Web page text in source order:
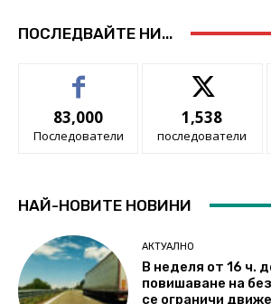
ПОСЛЕДВАЙТЕ НИ...
83,000
Последователи
1,538
последователи
НАЙ-НОВИТЕ НОВИНИ
АКТУАЛНО
В неделя от 16 ч.
повишаване на
се ограничи